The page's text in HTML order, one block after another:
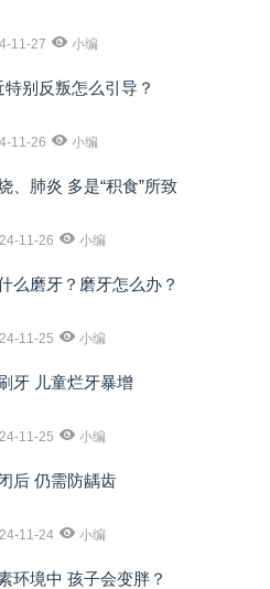
11-27 小编
别反叛怎么引导？
11-26 小编
、肺炎 多是“积食”所致
11-26 小编
么磨牙？磨牙怎么办？
11-25 小编
牙 儿童烂牙暴增
11-25 小编
后 仍需防龋齿
11-24 小编
环境中 孩子会变胖？